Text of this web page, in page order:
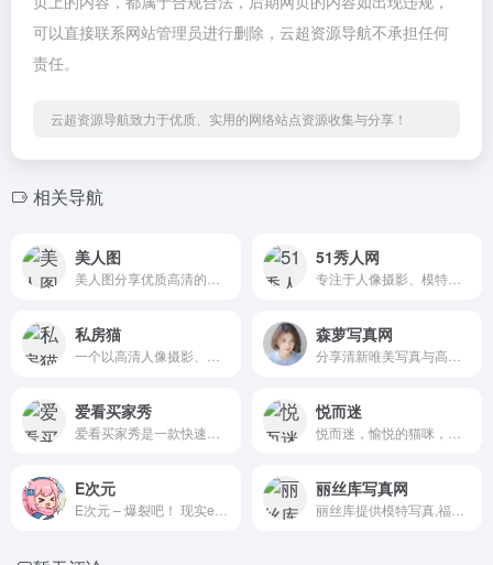
可以直接联系网站管理员进行删除，云超资源导航不承担任何
责任。
云超资源导航致力于优质、实用的网络站点资源收集与分享！
相关导航
美人图 51秀人网
私房猫 森萝写真网
爱看买家秀 悦而迷
E次元 丽丝库写真网